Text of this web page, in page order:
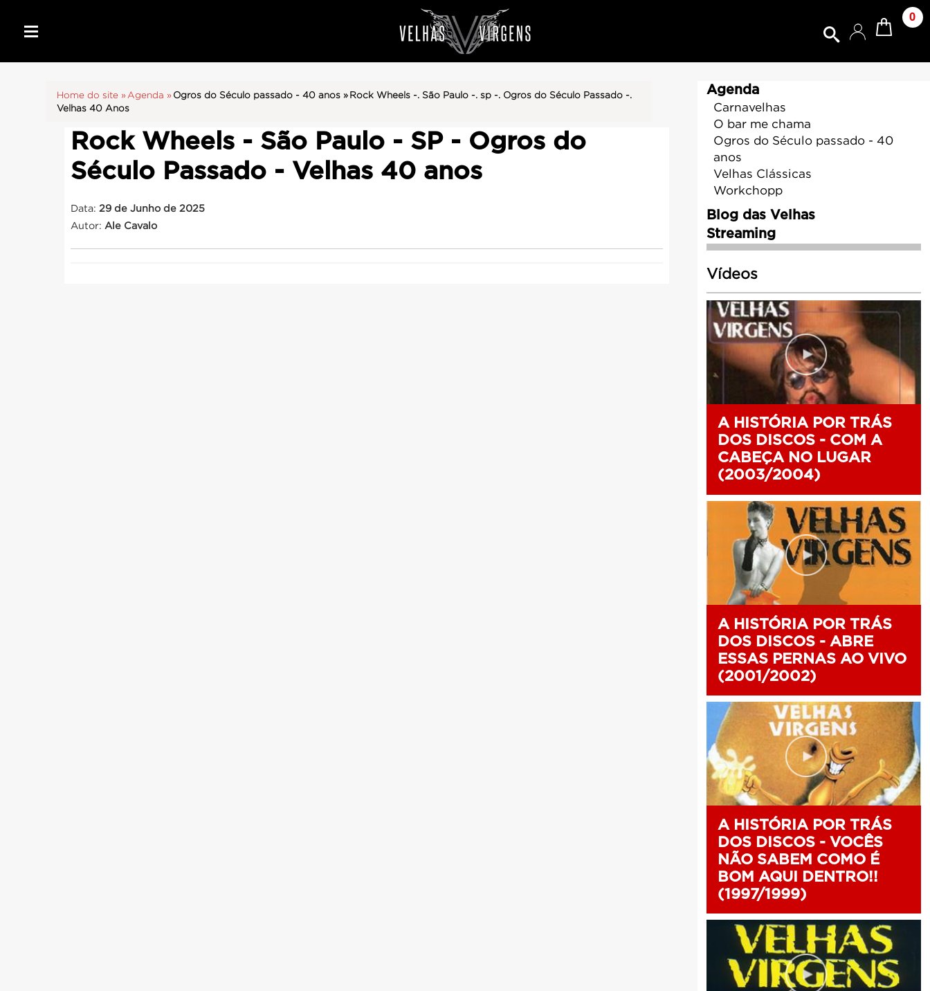
0
Home do site » Agenda » Ogros do Século passado - 40 anos » Rock Wheels -. São Paulo -. sp -. Ogros do Século Passado -.
Velhas 40 Anos
Rock Wheels - São Paulo - SP - Ogros do
Século Passado - Velhas 40 anos
Data:29 de Junho de 2025
Autor: Ale Cavalo
Agenda
Carnavelhas
O bar me chama
Ogros do Século passado - 40
anos
Velhas Clássicas
Workchopp
Blog das Velhas
Streaming
Vídeos
A HISTÓRIA POR TRÁS
DOS DISCOS - COM A
CABEÇA NO LUGAR
(2003/2004)
A HISTÓRIA POR TRÁS
DOS DISCOS - ABRE
ESSAS PERNAS AO VIVO
(2001/2002)
A HISTÓRIA POR TRÁS
DOS DISCOS - VOCÊS
NÃO SABEM COMO É
BOM AQUI DENTRO!!
(1997/1999)